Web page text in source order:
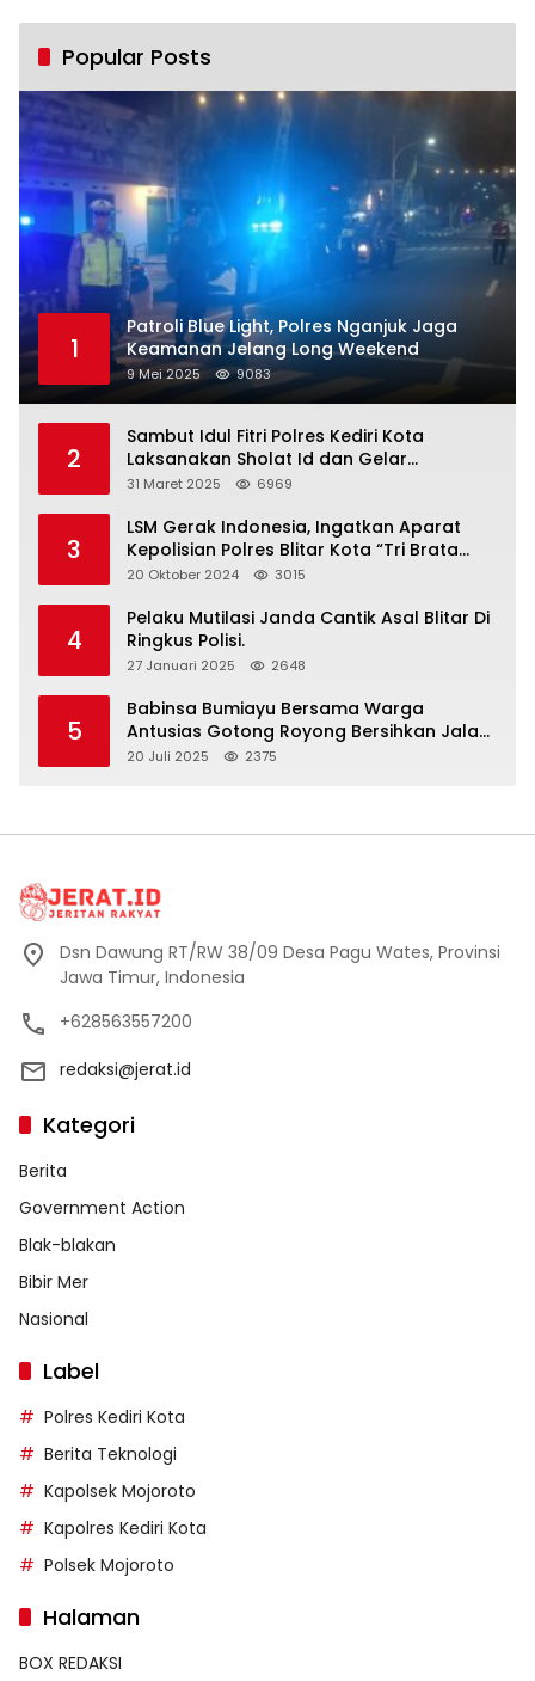
Popular Posts
1
Patroli Blue Light, Polres Nganjuk Jaga
Keamanan Jelang Long Weekend
9 Mei 2025 9083
2
Sambut Idul Fitri Polres Kediri Kota
Laksanakan Sholat Id dan Gelar
Halalbihalal
31 Maret 2025 6969
3
LSM Gerak Indonesia, Ingatkan Aparat
Kepolisian Polres Blitar Kota “Tri Brata
Polri” Harus Diamalkan
20 Oktober 2024 3015
4
Pelaku Mutilasi Janda Cantik Asal Blitar Di
Ringkus Polisi.
27 Januari 2025 2648
5
Babinsa Bumiayu Bersama Warga
Antusias Gotong Royong Bersihkan Jalan
Dusun Banaran
20 Juli 2025 2375
Dsn Dawung RT/RW 38/09 Desa Pagu Wates, Provinsi
Jawa Timur, Indonesia
+628563557200
redaksi@jerat.id
Kategori
Berita
Government Action
Blak-blakan
Bibir Mer
Nasional
Label
Polres Kediri Kota
Berita Teknologi
Kapolsek Mojoroto
Kapolres Kediri Kota
Polsek Mojoroto
Halaman
BOX REDAKSI